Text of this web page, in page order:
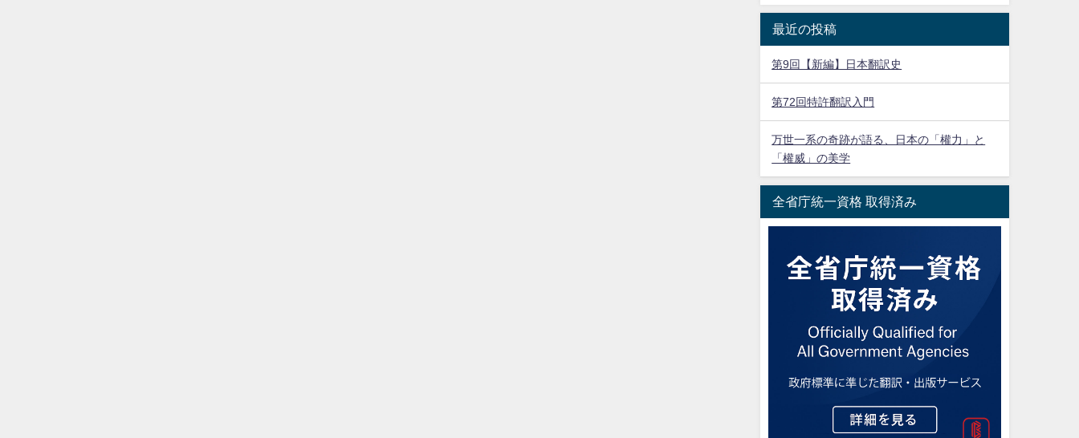
最近の投稿
第9回【新編】日本翻訳史
第72回特許翻訳入門
万世一系の奇跡が語る、日本の「權力」と
「權威」の美学
全省庁統一資格 取得済み